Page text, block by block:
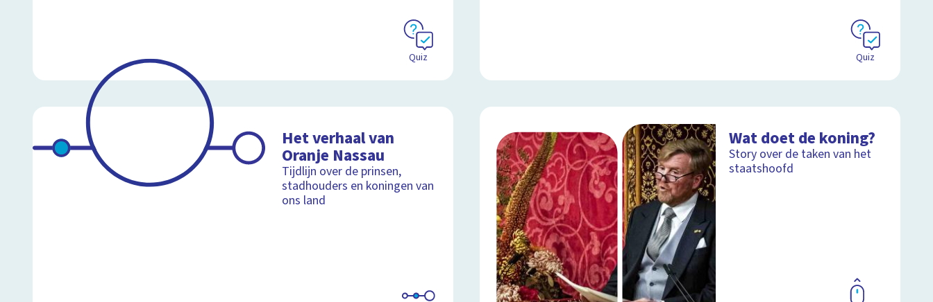
Quiz Quiz
Het verhaal van
Oranje Nassau
Tijdlijn over de prinsen,
stadhouders en koningen van
ons land
Wat doet de koning?
Story over de taken van het
staatshoofd